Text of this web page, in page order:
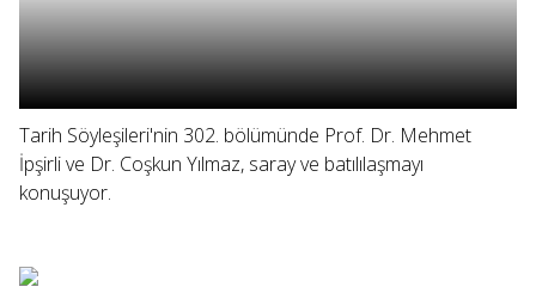
Tarih Söyleşileri'nin 302. bölümünde Prof. Dr. Mehmet
İpşirli ve Dr. Coşkun Yılmaz, saray ve batılılaşmayı
konuşuyor.